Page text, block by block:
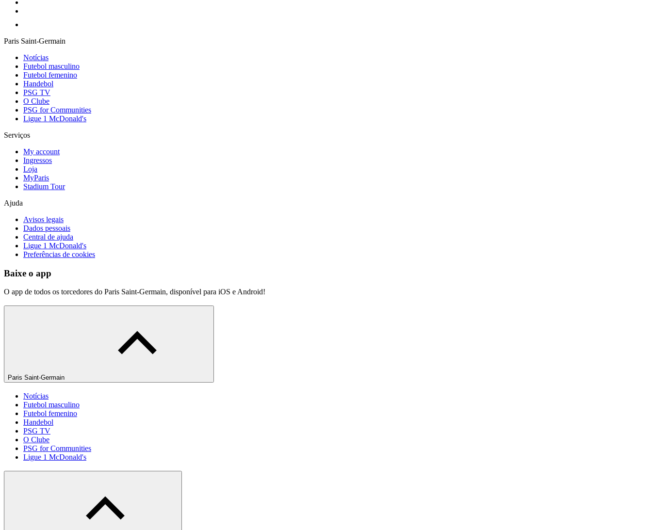
Paris Saint-Germain
Notícias
Futebol masculino
Futebol femenino
Handebol
PSG TV
O Clube
PSG for Communities
Ligue 1 McDonald's
Serviços
My account
Ingressos
Loja
MyParis
Stadium Tour
Ajuda
Avisos legais
Dados pessoais
Central de ajuda
Ligue 1 McDonald's
Preferências de cookies
Baixe o app
O app de todos os torcedores do Paris Saint-Germain, disponível para iOS e Android!
Paris Saint-Germain
Notícias
Futebol masculino
Futebol femenino
Handebol
PSG TV
O Clube
PSG for Communities
Ligue 1 McDonald's